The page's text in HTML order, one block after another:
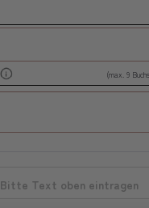
(max. 9
Bitte Text oben eintragen